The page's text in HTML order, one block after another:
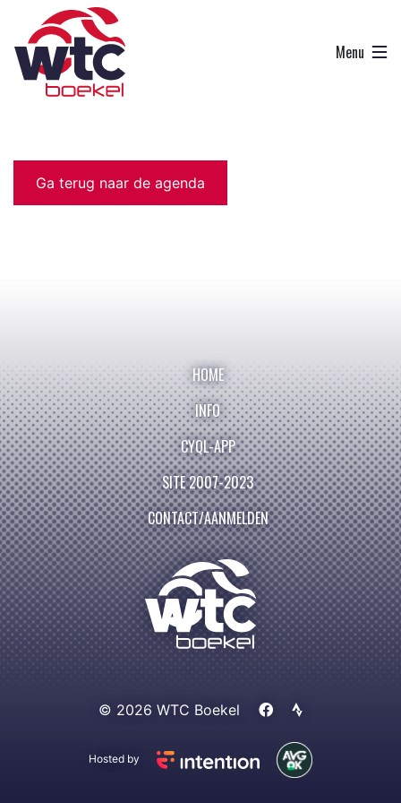
Ga terug naar de agenda
HOME
INFO
CYQL-APP
SITE 2007-2023
CONTACT/AANMELDEN
© 2026 WTC Boekel
Hosted by